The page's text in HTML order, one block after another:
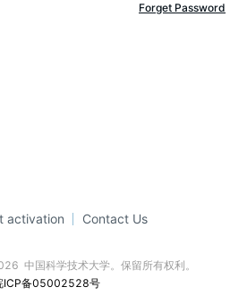
Forget Password
activation Contact Us
中国科学技术大学。保留所有权利。
ICP备05002528号